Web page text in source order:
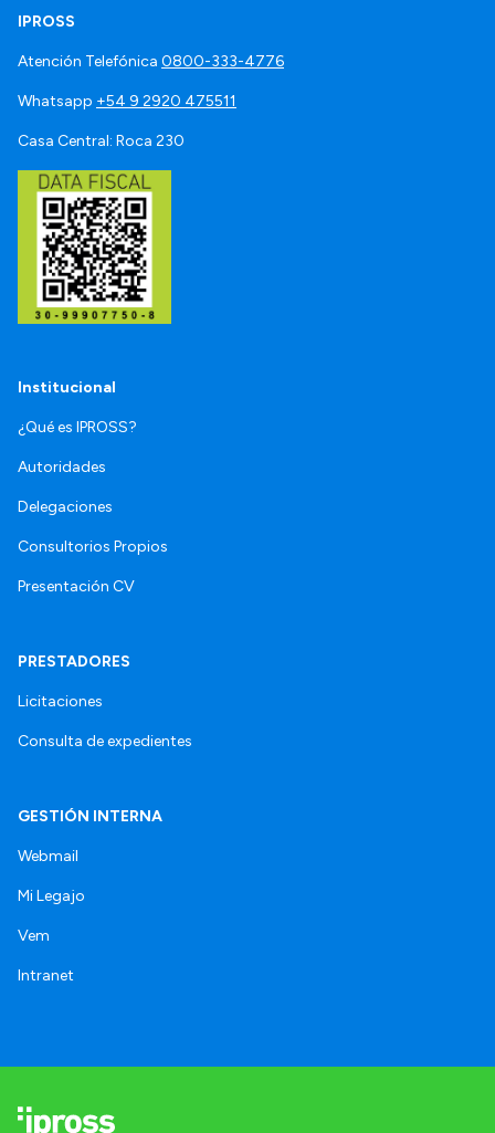
IPROSS
Atención Telefónica 0800-333-4776
Whatsapp +54 9 2920 475511
Casa Central: Roca 230
Institucional
¿Qué es IPROSS?
Autoridades
Delegaciones
Consultorios Propios
Presentación CV
PRESTADORES
Licitaciones
Consulta de expedientes
GESTIÓN INTERNA
Webmail
Mi Legajo
Vem
Intranet